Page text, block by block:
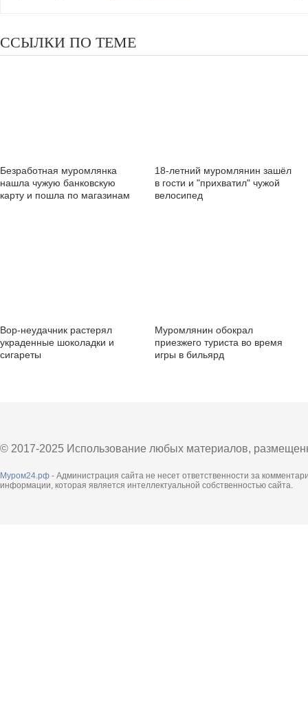
ССЫЛКИ ПО ТЕМЕ
Безработная муромлянка
нашла чужую банковскую
карту и пошла по магазинам
18-летний муромлянин зашёл
в гости и "прихватил" чужой
велосипед
Вор-неудачник растерял
украденные шоколадки и
сигареты
Муромлянин обокрал
приезжего туриста во время
игры в бильярд
© 2017-2025 Использование любых материалов,
Муром24.рф - Администрация сайта не несет ответственности за
информации, которая является интеллектуальной собственностью сайта.